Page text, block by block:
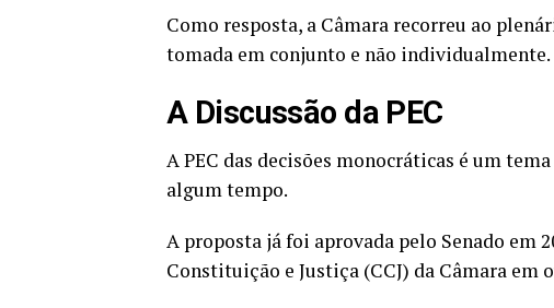
Como resposta, a Câmara recorreu ao
tomada em conjunto e não individualmente.
A Discussão da PEC
A PEC das decisões monocráticas é um
algum tempo.
A proposta já foi aprovada pelo Senado em
Constituição e Justiça (CCJ) da Câmara em